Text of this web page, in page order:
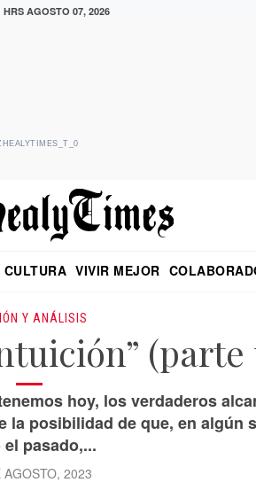
HRS AGOSTO 07, 2026
CULTURA VIVIR MEJOR
Y ANÁLISIS
(parte
hoy, los verdaderos
posibilidad de que, en algún
pasado,...
AGOSTO, 2023